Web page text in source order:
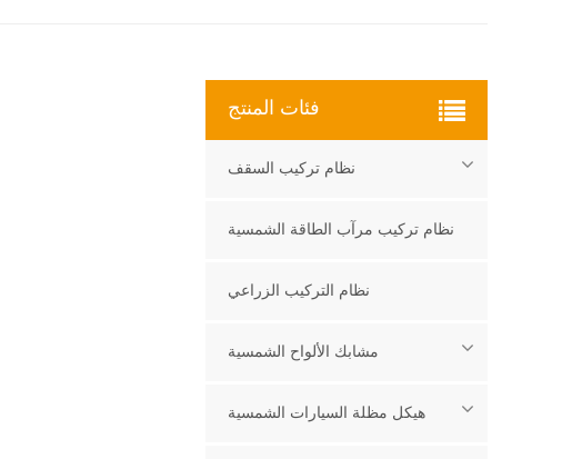
فئات المنتج
نظام تركيب السقف
نظام تركيب مرآب الطاقة الشمسية
نظام التركيب الزراعي
مشابك الألواح الشمسية
هيكل مظلة السيارات الشمسية